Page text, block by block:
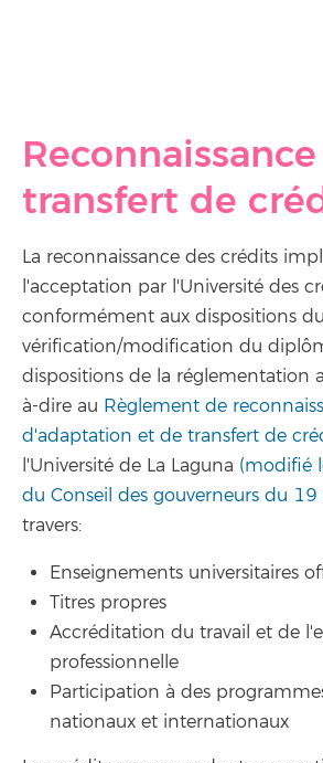
transfert de
La reconnaissance des crédits
l'acceptation par l'Université des
conformément aux dispositions
vérification/modification du
dispositions de la réglementation
à-dire au Règlement de
d'adaptation et de transfert de
l'Université de La Laguna (modifié
du Conseil des gouverneurs du
travers:
Enseignements universitaires
Titres propres
Accréditation du travail et de
professionnelle
Participation à des
nationaux et internationaux